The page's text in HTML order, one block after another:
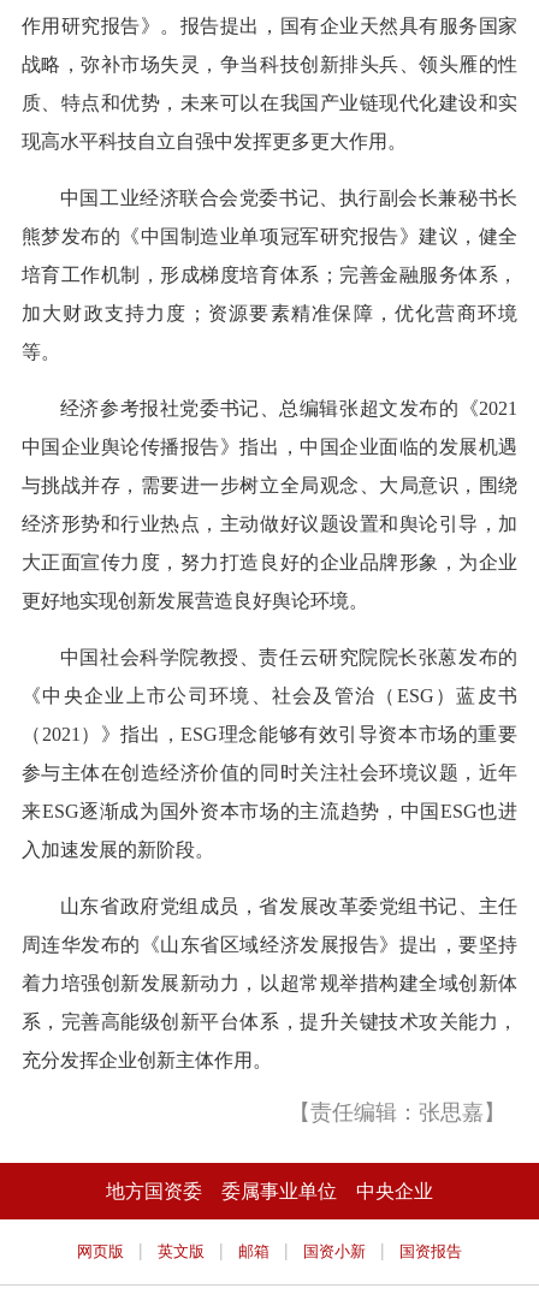
作用研究报告》。报告提出，国有企业天然具有服务国家
战略，弥补市场失灵，争当科技创新排头兵、领头雁的性
质、特点和优势，未来可以在我国产业链现代化建设和实
现高水平科技自立自强中发挥更多更大作用。
中国工业经济联合会党委书记、执行副会长兼秘书长
熊梦发布的《中国制造业单项冠军研究报告》建议，健全
培育工作机制，形成梯度培育体系；完善金融服务体系，
加大财政支持力度；资源要素精准保障，优化营商环境
等。
经济参考报社党委书记、总编辑张超文发布的《2021
中国企业舆论传播报告》指出，中国企业面临的发展机遇
与挑战并存，需要进一步树立全局观念、大局意识，围绕
经济形势和行业热点，主动做好议题设置和舆论引导，加
大正面宣传力度，努力打造良好的企业品牌形象，为企业
更好地实现创新发展营造良好舆论环境。
中国社会科学院教授、责任云研究院院长张蒽发布的
《中央企业上市公司环境、社会及管治（ESG）蓝皮书
（2021）》指出，ESG理念能够有效引导资本市场的重要
参与主体在创造经济价值的同时关注社会环境议题，近年
来ESG逐渐成为国外资本市场的主流趋势，中国ESG也进
入加速发展的新阶段。
山东省政府党组成员，省发展改革委党组书记、主任
周连华发布的《山东省区域经济发展报告》提出，要坚持
着力培强创新发展新动力，以超常规举措构建全域创新体
系，完善高能级创新平台体系，提升关键技术攻关能力，
充分发挥企业创新主体作用。
【责任编辑：张思嘉】
地方国资委 委属事业单位 中央企业
网页版 英文版 邮箱 国资小新 国资报告